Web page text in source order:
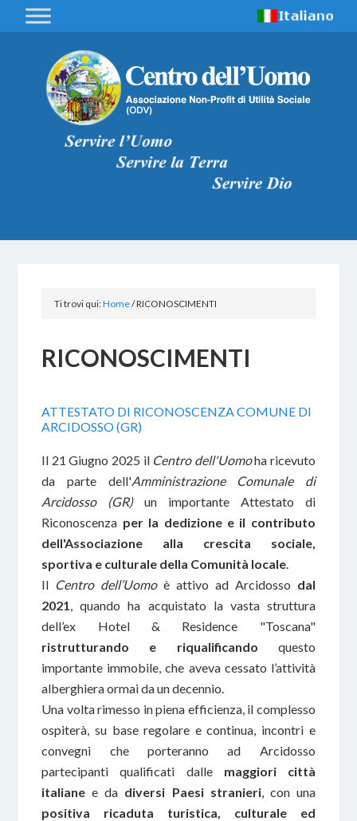
Ti trovi qui:Home/RICONOSCIMENTI
RICONOSCIMENTI
ATTESTATO DI RICONOSCENZA COMUNE DI
ARCIDOSSO (GR)
Il 21 Giugno 2025 il Centro dell'Uomoha ricevuto
da parte dell'Amministrazione Comunale di
Arcidosso (GR)un importante Attestato di
Riconoscenza per la dedizione e il contributo
dell'Associazione alla crescita sociale,
sportiva e culturale della Comunità locale.
Il Centro dell’Uomoè attivo ad Arcidosso dal
2021, quando ha acquistato la vasta struttura
dell’ex Hotel & Residence "Toscana"
ristrutturando e riqualificando questo
importante immobile, che aveva cessato l’attività
alberghiera ormai da un decennio.
Una volta rimesso in piena efficienza, il complesso
ospiterà, su base regolare e continua, incontri e
convegni che porteranno ad Arcidosso
partecipanti qualificati dalle maggiori città
italiane e da diversi Paesi stranieri, con una
positiva ricaduta turistica, culturale ed